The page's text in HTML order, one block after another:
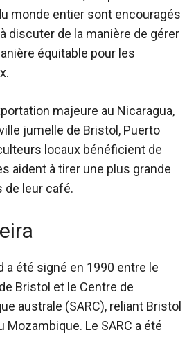
monde entier sont encouragés
discuter de la manière de gérer
équitable pour les
majeure au Nicaragua,
jumelle de Bristol, Puerto
locaux bénéficient de
aident à tirer une plus grande
de leur café.
a été signé en 1990 entre le
Bristol et le Centre de
australe (SARC), reliant Bristol
Mozambique. Le SARC a été